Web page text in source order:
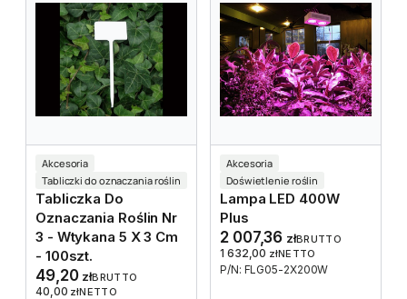
Akcesoria
Tabliczki do oznaczania roślin
Tabliczka Do
Oznaczania Roślin Nr
3 - Wtykana 5 X 3 Cm
- 100szt.
49,20 złBRUTTO
40,00 złNETTO
Akcesoria
Doświetlenie roślin
Lampa LED 400W
Plus
2 007,36 złBRUTTO
1 632,00 złNETTO
P/N: FLG05-2X200W